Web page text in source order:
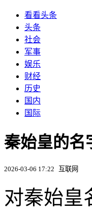
看看头条
头条
社会
军事
娱乐
财经
历史
国内
国际
秦始皇的名
2026-03-06 17:22 互联网
对秦始皇